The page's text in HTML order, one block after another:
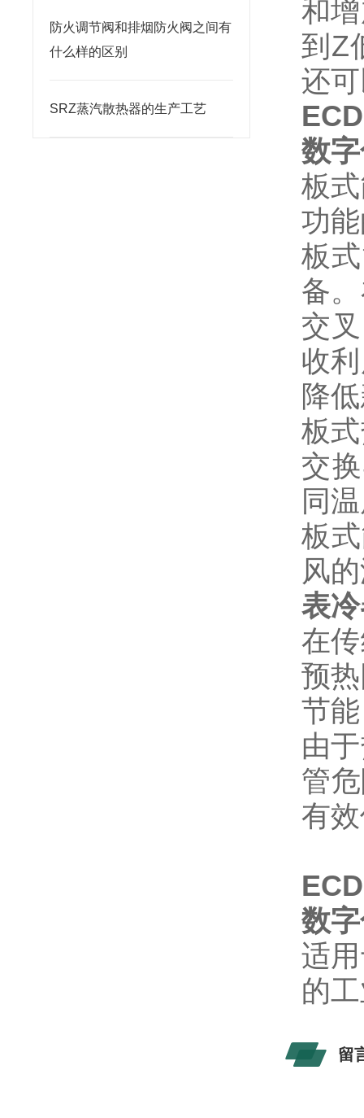
防火调节阀和排烟防火阀之间有
什么样的区别
SRZ蒸汽散热器的生产工艺
和
到Z
还
数
板
功
板
备
交
收
降
板
交
同
板
风
表
在
预
节
由
管
有
数
适
的
留